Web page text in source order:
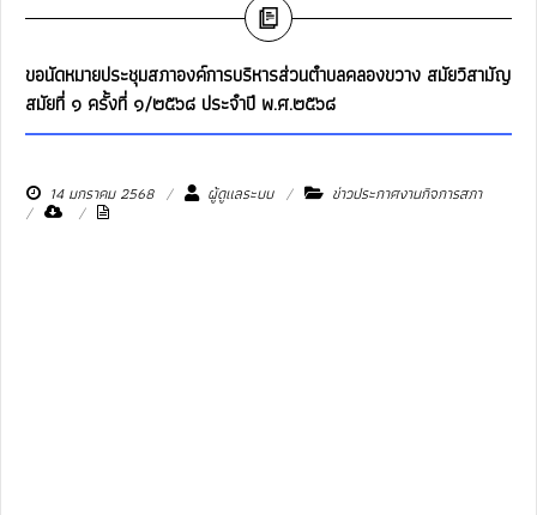
ขอนัดหมายประชุมสภาองค์การบริหารส่วนตำบลคลองขวาง สมัยวิสามัญ
สมัยที่ ๑ ครั้งที่ ๑/๒๕๖๘ ประจำปี พ.ศ.๒๕๖๘
14 มกราคม 2568 ผู้ดูแลระบบ ข่าวประกาศงานกิจการสภา